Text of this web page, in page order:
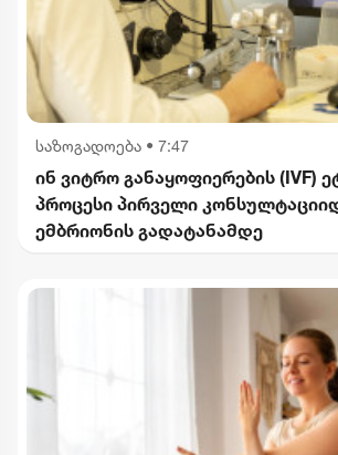
საზოგადოება • 7:47
ინ ვიტრო განაყოფიერების (IVF)
პროცესი პირველი
ემბრიონის გადატანამდე